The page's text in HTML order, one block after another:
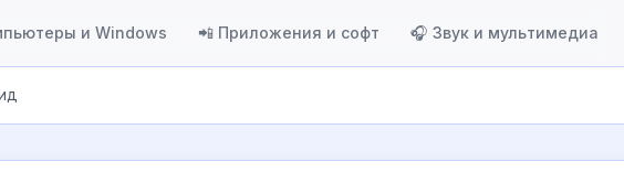
и Windows 📲 Приложения и софт 🎧 Звук и мультимедиа